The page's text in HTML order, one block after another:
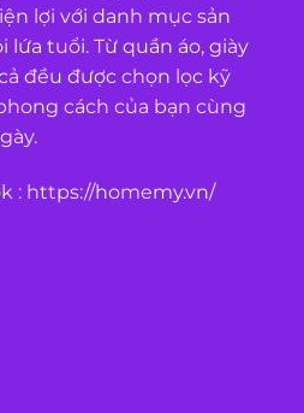
lợi với danh mục sản
tuổi. Từ quần áo, giày
đều được chọn lọc kỹ
cách của bạn cùng
: https://homemy.vn/